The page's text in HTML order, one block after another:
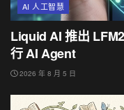
AI 人工智慧
Liquid AI 推出
行 AI Agent
2026 年 8 月 5 日